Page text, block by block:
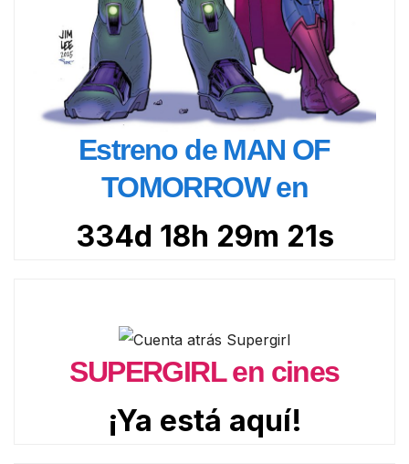
Estreno de MAN OF
TOMORROW en
334d 18h 29m 20s
SUPERGIRL en cines
¡Ya está aquí!